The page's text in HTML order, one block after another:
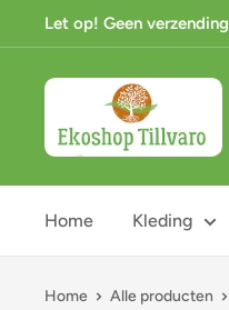
naar
Let op! Geen
Ekoshop
Tillvaro
Home Kleding
Home Alle producten